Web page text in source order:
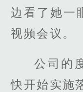
边看了她一
视频会议。
公司的
快开始实施